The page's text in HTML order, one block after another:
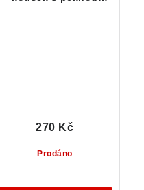
Prodáno
270 Kč